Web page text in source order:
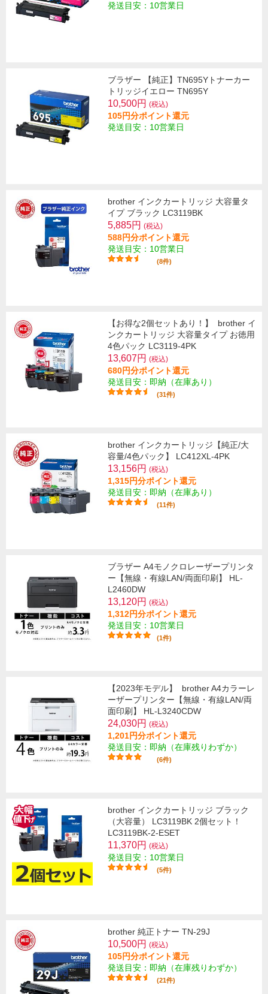
発送目安：10営業日
ブラザー 【純正】TN695Yトナーカー
トリッジイエロー TN695Y
10,500円 (税込)
105円分ポイント還元
発送目安：10営業日
brother インクカートリッジ 大容量タ
イプ ブラック LC3119BK
5,885円 (税込)
588円分ポイント還元
発送目安：10営業日
(8件)
【お得な2個セットあり！】
brother イ
ンクカートリッジ 大容量タイプ お徳用
4色パック LC3119-4PK
13,607円 (税込)
680円分ポイント還元
発送目安：即納（在庫あり）
(31件)
brother インクカートリッジ【純正/大
容量/4色パック】 LC412XL-4PK
13,156円 (税込)
1,315円分ポイント還元
発送目安：即納（在庫あり）
(11件)
ブラザー A4モノクロレーザープリンタ
ー【無線・有線LAN/両面印刷】 HL-
L2460DW
13,120円 (税込)
1,312円分ポイント還元
発送目安：10営業日
(1件)
【2023年モデル】
brother A4カラーレ
ーザープリンター【無線・有線LAN/両
面印刷】 HL-L3240CDW
24,030円 (税込)
1,201円分ポイント還元
発送目安：即納（在庫残りわずか）
(6件)
brother インクカートリッジ ブラック
（大容量） LC3119BK 2個セット！
LC3119BK-2-ESET
11,370円 (税込)
発送目安：10営業日
(5件)
brother 純正トナー TN-29J
10,500円 (税込)
105円分ポイント還元
発送目安：即納（在庫残りわずか）
(21件)